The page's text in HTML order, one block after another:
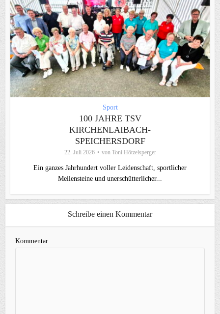
Sport
100 JAHRE TSV
KIRCHENLAIBACH-
SPEICHERSDORF
22. Juli 2026 von Toni Hötzelsperger
Ein ganzes Jahrhundert voller Leidenschaft, sportlicher
Meilensteine und unerschütterlicher...
Schreibe einen Kommentar
Kommentar